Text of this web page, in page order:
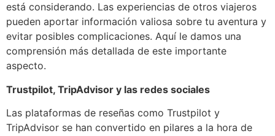
está considerando. Las experiencias de otros viajeros
pueden aportar información valiosa sobre tu aventura y
evitar posibles complicaciones. Aquí le damos una
comprensión más detallada de este importante
aspecto.
Trustpilot, TripAdvisor y las redes sociales
Las plataformas de reseñas como Trustpilot y
TripAdvisor se han convertido en pilares a la hora de